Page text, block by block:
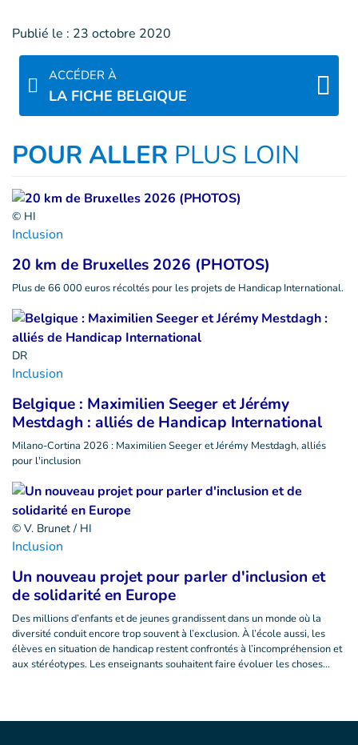
Publié le : 23 octobre 2020
ACCÉDER À
LA FICHE BELGIQUE
POUR ALLER PLUS LOIN
© HI
Inclusion
20 km de Bruxelles 2026 (PHOTOS)
Plus de 66 000 euros récoltés pour les projets de Handicap International.
DR
Inclusion
Belgique : Maximilien Seeger et Jérémy
Mestdagh : alliés de Handicap International
Milano-Cortina 2026 : Maximilien Seeger et Jérémy Mestdagh, alliés
pour l'inclusion
© V. Brunet / HI
Inclusion
Un nouveau projet pour parler d'inclusion et
de solidarité en Europe
Des millions d’enfants et de jeunes grandissent dans un monde où la
diversité conduit encore trop souvent à l’exclusion. À l’école aussi, les
élèves en situation de handicap restent confrontés à l’incompréhension et
aux stéréotypes. Les enseignants souhaitent faire évoluer les choses…